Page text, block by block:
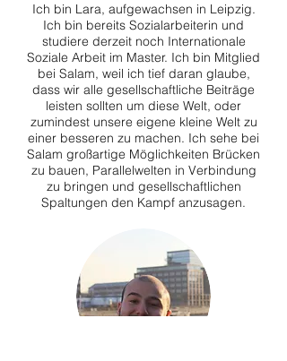
Ich bin Lara, aufgewachsen in Leipzig.
Ich bin bereits Sozialarbeiterin und
studiere derzeit noch Internationale
Soziale Arbeit im Master. Ich bin Mitglied
bei Salam, weil ich tief daran glaube,
dass wir alle gesellschaftliche Beiträge
leisten sollten um diese Welt, oder
zumindest unsere eigene kleine Welt zu
einer besseren zu machen. Ich sehe bei
Salam großartige Möglichkeiten Brücken
zu bauen, Parallelwelten in Verbindung
zu bringen und gesellschaftlichen
Spaltungen den Kampf anzusagen.